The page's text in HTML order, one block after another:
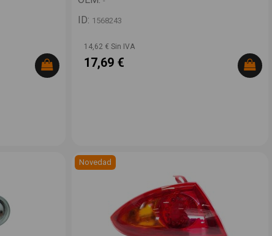
ID: 1568243
14,62 € Sin IVA
17,69 €
Novedad